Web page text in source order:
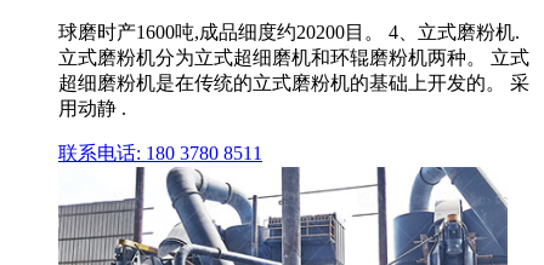
球磨时产1600吨,成品细度约20200目。 4、立式磨粉机.
立式磨粉机分为立式超细磨机和环辊磨粉机两种。 立式
超细磨粉机是在传统的立式磨粉机的基础上开发的。 采
用动静 .
联系电话: 180 3780 8511